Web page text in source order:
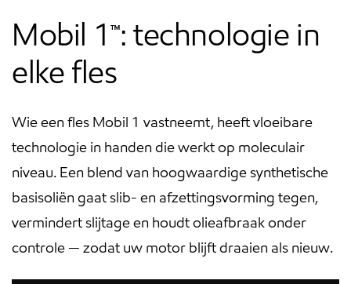
Mobil 1™: technologie in
elke fles
Wie een fles Mobil 1 vastneemt, heeft vloeibare
technologie in handen die werkt op moleculair
niveau. Een blend van hoogwaardige synthetische
basisoliën gaat slib- en afzettingsvorming tegen,
vermindert slijtage en houdt olieafbraak onder
controle — zodat uw motor blijft draaien als nieuw.
navigation